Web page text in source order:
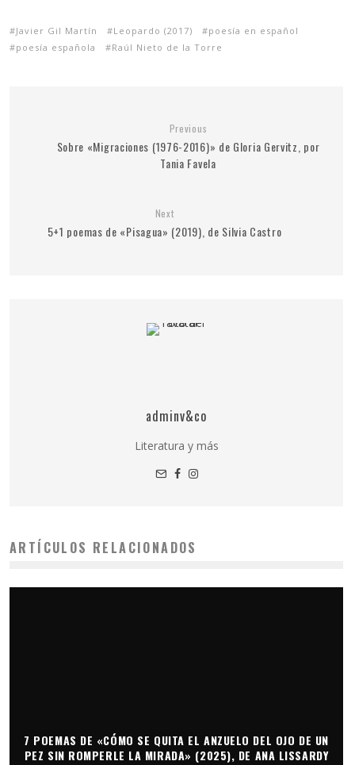
Javier Gil Martín Leopardo (2017)
poesía en español
poesía española
Raúl Nieto de la Torre
Previous
Sobre «Migraciones (1976-2016)» de Gloria Gervitz, por
Tania Favela
Next
5+1 poemas de «Pisagua» (2019), de Silvia Castro
adminv&co
Literatura y más
ARTÍCULOS RELACIONADOS
7 POEMAS DE «CÓMO SE QUITA EL ANZUELO DEL OJO DE UN
PEZ SIN ROMPERLE LA MIRADA» (2025), DE ANA LISSARDY